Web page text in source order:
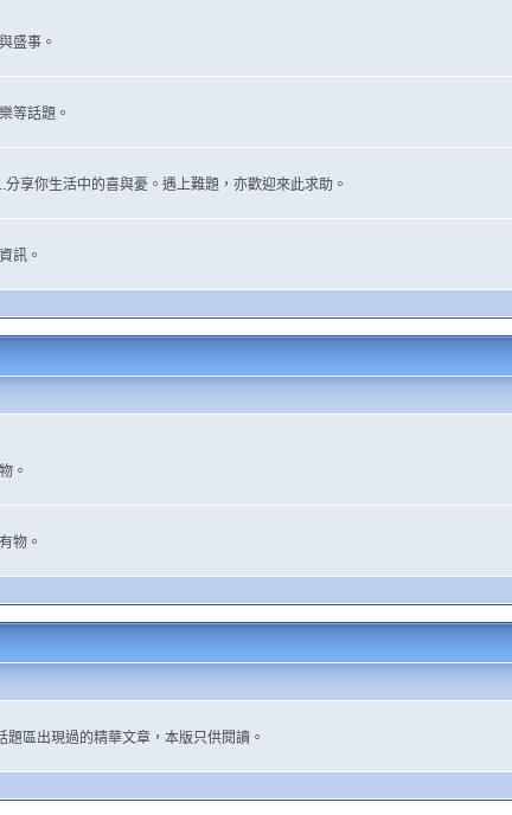
盛事。
等話題。
享你生活中的喜與憂。遇上難題，亦歡迎來此求助。
訊。
。
物。
區出現過的精華文章，本版只供閱讀。